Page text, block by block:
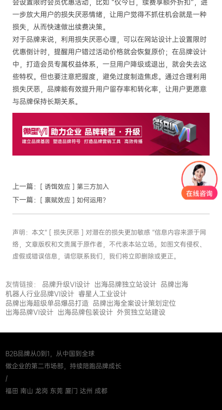
会设置限时会员优惠活动，比如 “仅今日，续费享额外折扣”，进
一步放大用户的损失厌恶情绪，让用户觉得不抓住机会就是一种
损失，从而快速做出续费决策。
对于品牌来说，利用损失厌恶心理，可以在网站设计上设置限时
优惠倒计时，提醒用户错过活动价格就会恢复原价；在品牌设计
中，打造会员专属权益体系，一旦用户降级或退出，就会失去这
些特权。但也要注意把握度，避免过度制造焦虑。通过合理利用
损失厌恶，品牌能有效提升用户留存率和转化率，让用户更愿意
与品牌保持长期关系。
上一篇： [ 诱饵效应 ] 第三方加入
下一篇： [ 禀赋效应 ] 如何运用？
声明：本文“ [ 损失厌恶 ] 对潜在的损失更加敏感 ”信息内容来源于网
络，文章版权和文责属于原作者，不代表本站立场。如图文有侵权、
虚假或错误信息，请您联系我们，我们将立即删除或更正。
友情链接： 品牌升级VI设计 出海品牌独立站设计 品牌出海
机器人行业品牌VI设计 睿星人工业设计
品牌出海超级单品爆品打造 品牌出海全案设计策划定位
出海品牌VI设计 出海品牌包装设计 外贸独立站建设
B2B品牌从0到1，从中国到全球
做企业的第二市场部，持续陪跑品牌成长
/
福田 南山 龙岗 东莞 厦门 达州 成都